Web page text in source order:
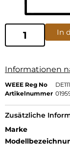
In
Informationen
WEEE Reg No
Artikelnummer
Zusätzliche
Marke